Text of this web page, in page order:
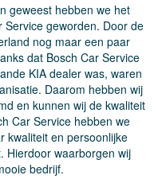
geweest hebben we het
Service geworden. Door de
nog maar een paar
dat Bosch Car Service
KIA dealer was, waren
Daarom hebben wij
en kunnen wij de kwaliteit
Car Service hebben we
kwaliteit en persoonlijke
Hierdoor waarborgen wij
bedrijf.